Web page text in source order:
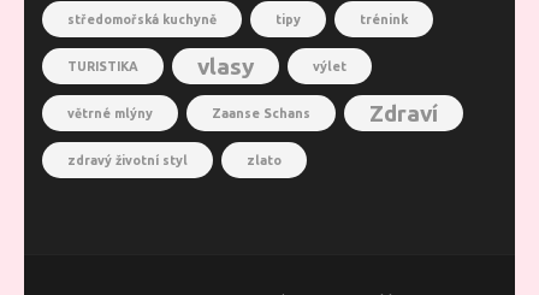
středomořská kuchyně tipy trénink
TURISTIKA vlasy výlet
větrné mlýny Zaanse Schans Zdraví
zdravý životní styl zlato